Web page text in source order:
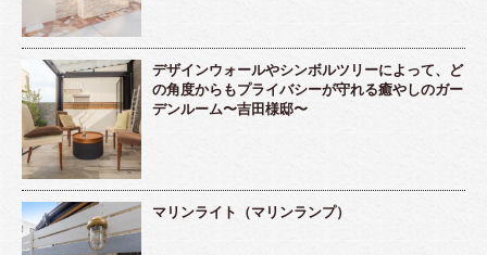
デザインウォールやシンボルツリーによって、ど
の角度からもプライバシーが守れる癒やしのガー
デンルーム〜吉田様邸〜
マリンライト（マリンランプ）